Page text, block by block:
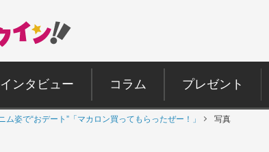
インタビュー コラム プレゼント
姿で“おデート”「マカロン買ってもらったぜー！」 写真